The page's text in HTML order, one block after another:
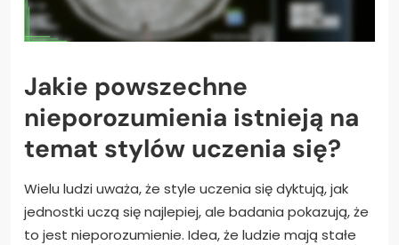
Jakie powszechne
nieporozumienia istnieją na
temat stylów uczenia się?
Wielu ludzi uważa, że style uczenia się dyktują, jak
jednostki uczą się najlepiej, ale badania pokazują, że
to jest nieporozumienie. Idea, że ludzie mają stałe